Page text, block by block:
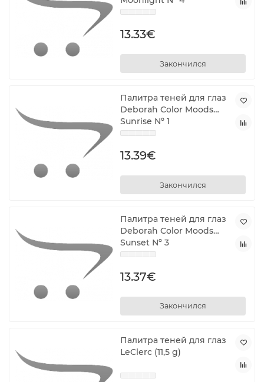
13.33€
Закончился
Палитра теней для глаз
Deborah Color Moods
Sunrise Nº 1
13.39€
Закончился
Палитра теней для глаз
Deborah Color Moods
Sunset Nº 3
13.37€
Закончился
Палитра теней для глаз
LeClerc (11,5 g)